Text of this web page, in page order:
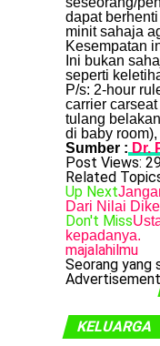
dapat
minit sahaja
Kesempatan
Ini bukan
seperti
P/s: 2-hour
carrier
tulang
di baby
Sumber : Dr.
Post Views:
Related
Up Next
Dari Nilai
Don't Miss
kepadanya.
majalahilmu
Seorang yang
Advertisement
KELUARGA